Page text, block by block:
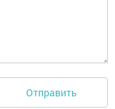
Отправить